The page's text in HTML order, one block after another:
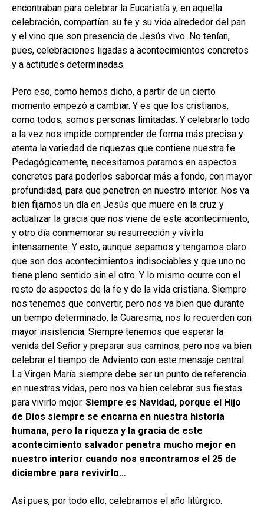
encontraban para celebrar la Eucaristía y, en aquella
celebración, compartían su fe y su vida alrededor del pan
y el vino que son presencia de Jesús vivo. No tenían,
pues, celebraciones ligadas a acontecimientos concretos
y a actitudes determinadas.
Pero eso, como hemos dicho, a partir de un cierto
momento empezó a cambiar. Y es que los cristianos,
como todos, somos personas limitadas. Y celebrarlo todo
a la vez nos impide comprender de forma más precisa y
atenta la variedad de riquezas que contiene nuestra fe.
Pedagógicamente, necesitamos pararnos en aspectos
concretos para poderlos saborear más a fondo, con mayor
profundidad, para que penetren en nuestro interior. Nos va
bien fijarnos un día en Jesús que muere en la cruz y
actualizar la gracia que nos viene de este acontecimiento,
y otro día conmemorar su resurrección y vivirla
intensamente. Y esto, aunque sepamos y tengamos claro
que son dos acontecimientos indisociables y que uno no
tiene pleno sentido sin el otro. Y lo mismo ocurre con el
resto de aspectos de la fe y de la vida cristiana. Siempre
nos tenemos que convertir, pero nos va bien que durante
un tiempo determinado, la Cuaresma, nos lo recuerden con
mayor insistencia. Siempre tenemos que esperar la
venida del Señor y preparar sus caminos, pero nos va bien
celebrar el tiempo de Adviento con este mensaje central.
La Virgen María siempre debe ser un punto de referencia
en nuestras vidas, pero nos va bien celebrar sus fiestas
para vivirlo mejor. Siempre es Navidad, porque el Hijo
de Dios siempre se encarna en nuestra historia
humana, pero la riqueza y la gracia de este
acontecimiento salvador penetra mucho mejor en
nuestro interior cuando nos encontramos el 25 de
diciembre para revivirlo…
Así pues, por todo ello, celebramos el año litúrgico.